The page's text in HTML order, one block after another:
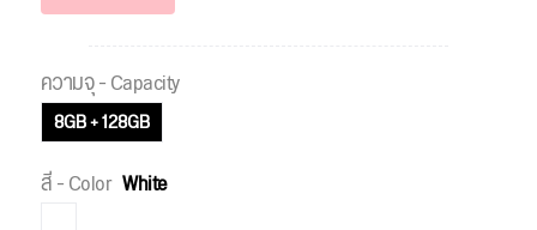
ความจุ - Capacity
8GB + 128GB
สี - Color White